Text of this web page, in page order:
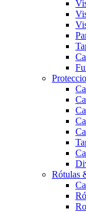
Rótulas